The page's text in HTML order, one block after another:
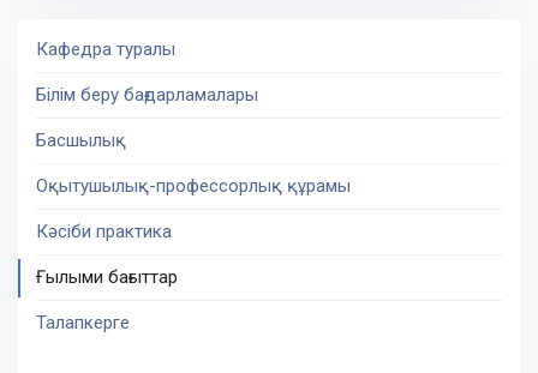
Кафедра туралы
Білім беру бағдарламалары
Басшылық
Оқытушылық-профессорлық құрамы
Кәсіби практика
Ғылыми бағыттар
Талапкерге